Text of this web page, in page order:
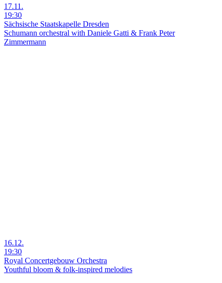
17.11.
19:30
Sächsische Staatskapelle Dresden
Schumann orchestral with Daniele Gatti & Frank Peter
Zimmermann
16.12.
19:30
Royal Concertgebouw Orchestra
Youthful bloom & folk-inspired melodies